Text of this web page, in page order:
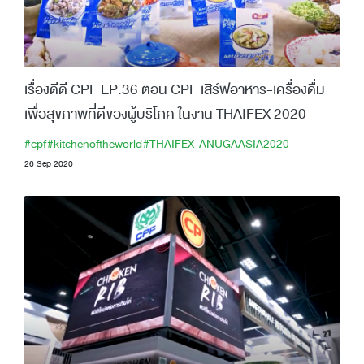
เรื่องดีดี CPF EP.36 ตอน CPF เสิร์ฟอาหาร-เครื่องดื่ม
เพื่อสุขภาพที่ดีของผู้บริโภค ในงาน THAIFEX 2020
#cpf#kitchenoftheworld#THAIFEX-ANUGAASIA2020
26 Sep 2020